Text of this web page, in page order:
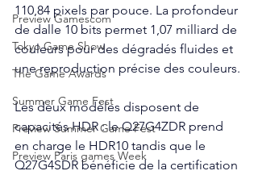
Preview Gamescom
Tokyo Game Show
The Game Awards
Summer Game Fest
Preview Summer Game Fest
Preview Paris games Week
110,84 pixels par pouce. La profondeur
de dalle 10 bits permet 1,07 milliard de
couleurs pour des dégradés fluides et
une reproduction précise des couleurs.
Les deux modèles disposent de
capacités HDR : le Q27G4ZDR prend
en charge le HDR10 tandis que le
Q27G4SDR bénéficie de la certification